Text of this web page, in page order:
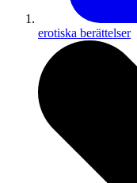
erotiska berättelser